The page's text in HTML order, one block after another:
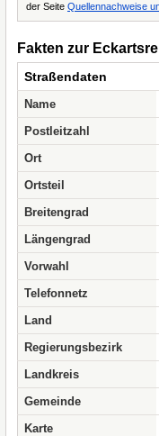
der Seite Quellennachweise
Fakten zur
Straßendaten
Name
Postleitzahl
Ort
Ortsteil
Breitengrad
Längengrad
Vorwahl
Telefonnetz
Land
Regierungsbezirk
Landkreis
Gemeinde
Karte